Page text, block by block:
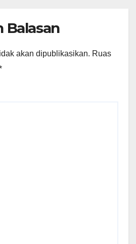
Balasan
akan dipublikasikan. Ruas